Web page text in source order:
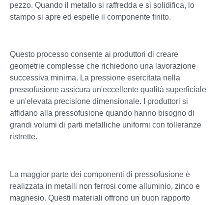
pezzo. Quando il metallo si raffredda e si solidifica, lo
stampo si apre ed espelle il componente finito.
Questo processo consente ai produttori di creare
geometrie complesse che richiedono una lavorazione
successiva minima. La pressione esercitata nella
pressofusione assicura un'eccellente qualità superficiale
e un'elevata precisione dimensionale. I produttori si
affidano alla pressofusione quando hanno bisogno di
grandi volumi di parti metalliche uniformi con tolleranze
ristrette.
La maggior parte dei componenti di pressofusione è
realizzata in metalli non ferrosi come alluminio, zinco e
magnesio. Questi materiali offrono un buon rapporto